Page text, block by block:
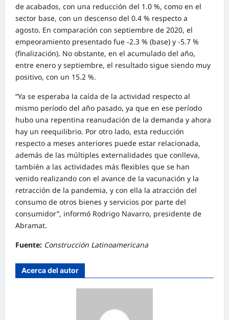
de acabados, con una reducción del 1.0 %, como en el
sector base, con un descenso del 0.4 % respecto a
agosto. En comparación con septiembre de 2020, el
empeoramiento presentado fue -2.3 % (base) y -5.7 %
(finalización). No obstante, en el acumulado del año,
entre enero y septiembre, el resultado sigue siendo muy
positivo, con un 15.2 %.
“Ya se esperaba la caída de la actividad respecto al
mismo período del año pasado, ya que en ese período
hubo una repentina reanudación de la demanda y ahora
hay un reequilibrio. Por otro lado, esta reducción
respecto a meses anteriores puede estar relacionada,
además de las múltiples externalidades que conlleva,
también a las actividades más flexibles que se han
venido realizando con el avance de la vacunación y la
retracción de la pandemia, y con ella la atracción del
consumo de otros bienes y servicios por parte del
consumidor”, informó Rodrigo Navarro, presidente de
Abramat.
Fuente: Construcción Latinoamericana
Acerca del autor